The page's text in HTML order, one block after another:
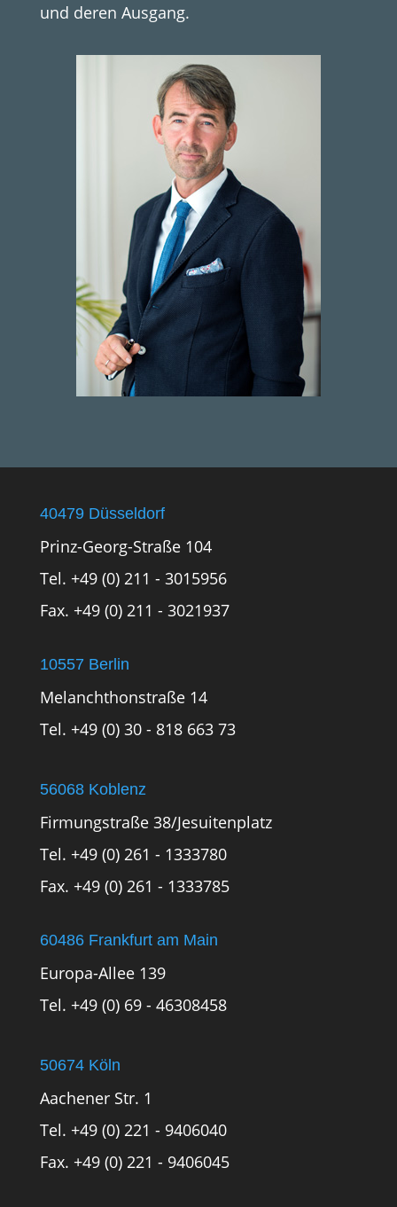
und deren Ausgang.
40479 Düsseldorf
Prinz-Georg-Straße 104
Tel. +49 (0) 211 - 3015956
Fax. +49 (0) 211 - 3021937
10557 Berlin
Melanchthonstraße 14
Tel. +49 (0) 30 - 818 663 73
56068 Koblenz
Firmungstraße 38/Jesuitenplatz
Tel. +49 (0) 261 - 1333780
Fax. +49 (0) 261 - 1333785
60486 Frankfurt am Main
Europa-Allee 139
Tel. +49 (0) 69 - 46308458
50674 Köln
Aachener Str. 1
Tel. +49 (0) 221 - 9406040
Fax. +49 (0) 221 - 9406045